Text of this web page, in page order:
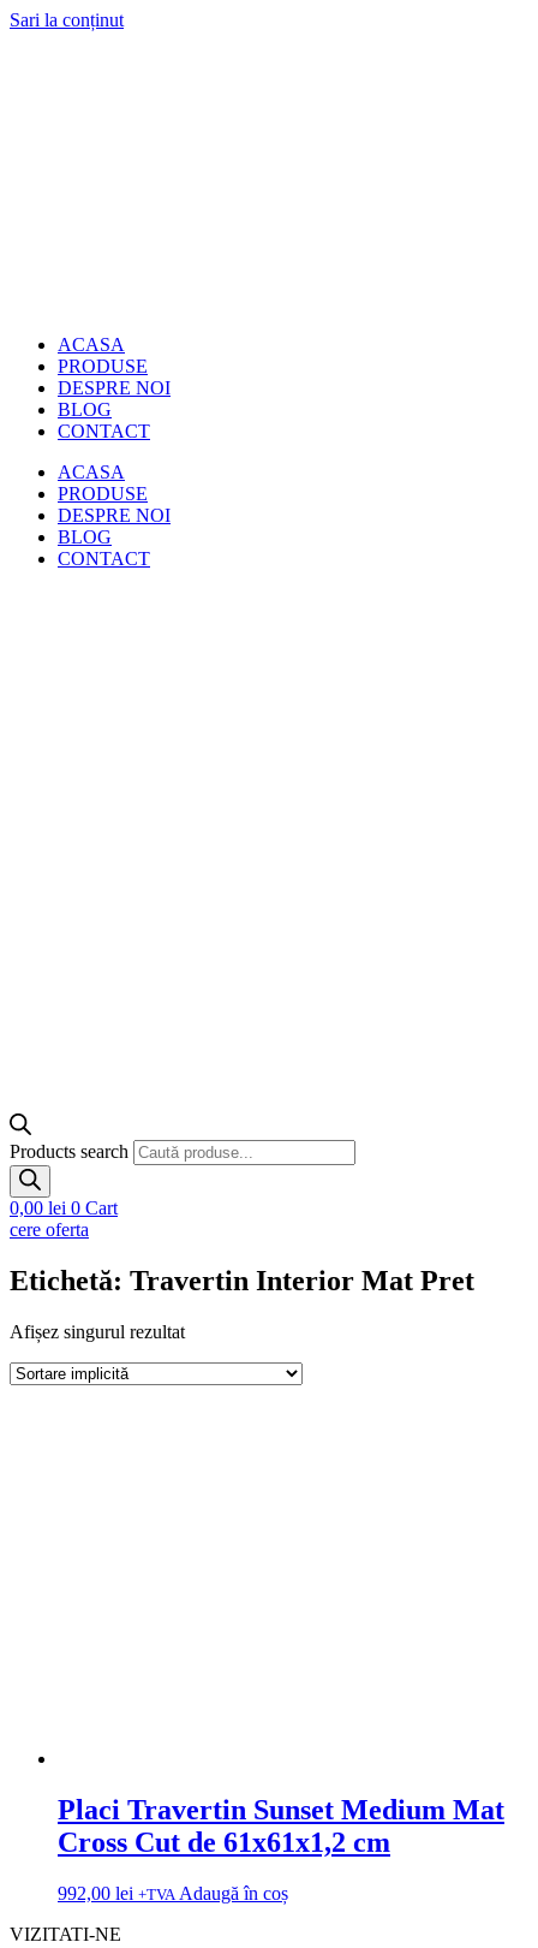
Sari la conținut
ACASA
PRODUSE
DESPRE NOI
BLOG
CONTACT
ACASA
PRODUSE
DESPRE NOI
BLOG
CONTACT
Products search
0,00 lei 0 Cart
cere oferta
Etichetă: Travertin Interior Mat Pret
Afișez singurul rezultat
Placi Travertin Sunset Medium Mat
Cross Cut de 61x61x1,2 cm
992,00 lei +TVA Adaugă în coș
VIZITATI-NE